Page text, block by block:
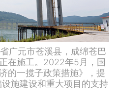
广元市苍溪县，成绵苍巴
在施工。2022年5月，国
的一揽子政策措施》，提
施建设和重大项目的支持